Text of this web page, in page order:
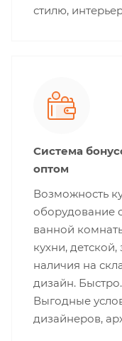
стилю,
Система
оптом
Возможность
оборудование
ванной
кухни,
наличия на
дизайн.
Выгодные
дизайнеров,